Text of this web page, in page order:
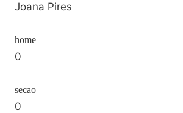
Joana Pires
home
0
secao
0